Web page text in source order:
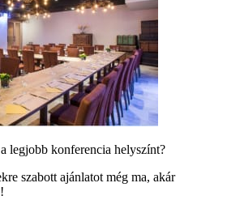
legjobb konferencia helyszínt?
szabott ajánlatot még ma, akár